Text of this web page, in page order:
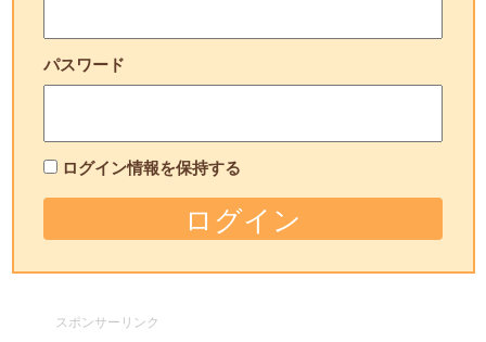
パスワード
ログイン情報を保持する
スポンサーリンク